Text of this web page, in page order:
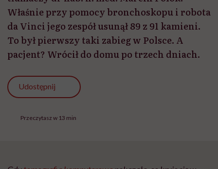
Właśnie przy pomocy bronchoskopu i robota
da Vinci jego zespół usunął 89 z 91 kamieni.
To był pierwszy taki zabieg w Polsce. A
pacjent? Wrócił do domu po trzech dniach.
Udostępnij
Przeczytasz w 13 min